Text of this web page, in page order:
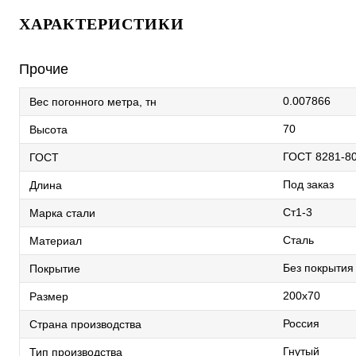
ХАРАКТЕРИСТИКИ
Прочие
Вес погонного метра, тн 0.007866
Высота 70
ГОСТ ГОСТ 8281-
Длина Под заказ
Марка стали Ст1-3
Материал Сталь
Покрытие Без покрытия
Размер 200х70
Страна производства Россия
Тип производства Гнутый